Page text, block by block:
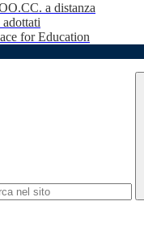
a distanza
for Education